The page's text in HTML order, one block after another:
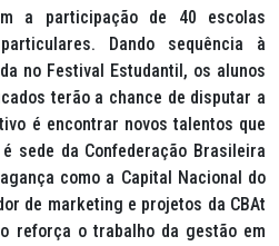
a participação de 40 escolas
Dando sequência à
no Festival Estudantil, os alunos
terão a chance de disputar a
é encontrar novos talentos que
sede da Confederação Brasileira
como a Capital Nacional do
de marketing e projetos da CBAt
reforça o trabalho da gestão em